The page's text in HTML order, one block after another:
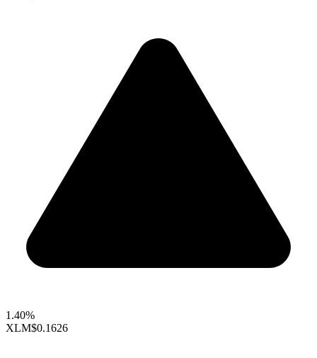
1.40%
XLM$0.1626